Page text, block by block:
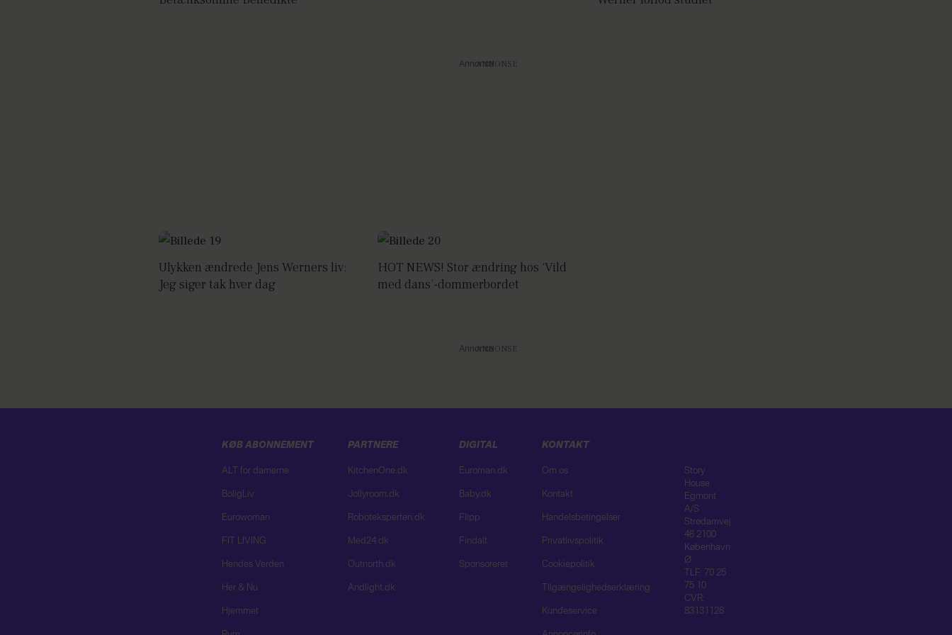
Annonce
Ulykken ændrede Jens Werners liv:
Jeg siger tak hver dag
HOT NEWS! Stor ændring hos ‘Vild
med dans’-dommerbordet
Annonce
KØB ABONNEMENT
ALT for damerne
BoligLiv
Eurowoman
FIT LIVING
Hendes Verden
Her & Nu
Hjemmet
PARTNERE
KitchenOne.dk
Jollyroom.dk
Roboteksperten.dk
Med24.dk
Outnorth.dk
Andlight.dk
DIGITAL
Euroman.dk
Baby.dk
Flipp
Findalt
Sponsoreret
KONTAKT
Om os
Kontakt
Handelsbetingelser
Privatlivspolitik
Cookiepolitik
Tilgængelighedserklæring
Kundeservice
Story
House
Egmont
A/S
Strødamvej
46 2100
København
Ø
TLF: 70 25
75 10
CVR:
83131128